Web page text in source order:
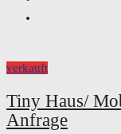
verkauft
Tiny Haus/
Anfrage